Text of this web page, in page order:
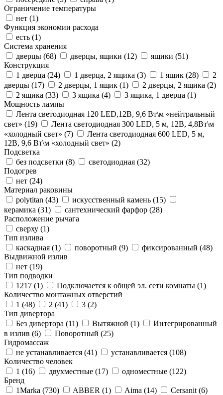
Ограничение температуры
нет (1)
Функция экономии расхода
есть (1)
Система хранения
дверцы (68) дверцы, ящики (12) ящики (51)
Конструкция
1 дверца (24) 1 дверца, 2 ящика (3) 1 ящик (28)
2
дверцы (17) 2 дверцы, 1 ящик (1) 2 дверцы, 2 ящика (2)
2 ящика (33) 3 ящика (4) 3 ящика, 1 дверца (1)
Мощность лампы
Лента светодиодная 120 LED,12В, 9,6 Вт\м «нейтральный
свет» (19)
Лента светодиодная 300 LED, 5 м, 12В, 4,8Вт\м
«холодный свет» (7)
Лента светодиодная 600 LED, 5 м,
12В, 9,6 Вт\м «холодный свет» (2)
Подсветка
без подсветки (8) светодиодная (32)
Подогрев
нет (24)
Материал раковины
polytitan (43) искусственный камень (15)
керамика (31) сантехнический фарфор (28)
Расположение рычага
сверху (1)
Тип излива
каскадная (1) поворотный (9) фиксированный (48)
Выдвижной излив
нет (19)
Тип подводки
1217 (1) Подключается к общей эл. сети комнаты (1)
Количество монтажных отверстий
1 (48) 2 (41) 3 (2)
Тип дивертора
Без дивертора (11) Вытяжной (1)
Интегрированный
в излив (6) Поворотный (25)
Гидромассаж
не устанавливается (41) устанавливается (108)
Количество человек
1 (16) двухместные (17) одноместные (122)
Бренд
1Marka (730) ABBER (1) Aima (14) Cersanit (6)